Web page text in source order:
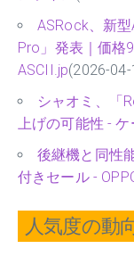
ASRock、新
Pro」発表｜価格
ASCII.jp(2026-
シャオミ、「
上げの可能性 -
後継機と同性
付きセール -
人気度の動